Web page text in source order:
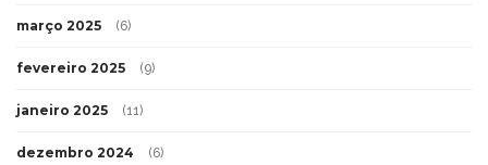
março 2025 (6)
fevereiro 2025 (9)
janeiro 2025 (11)
dezembro 2024 (6)